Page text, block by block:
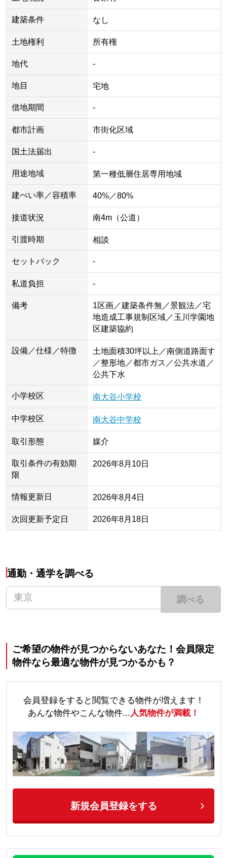
建築条件 なし
土地権利 所有権
地代 -
地目 宅地
借地期間 -
都市計画 市街化区域
国土法届出 -
用途地域 第一種低層住居専用地域
建ぺい率／容積率 40%／80%
接道状況 南4m（公道）
引渡時期 相談
セットバック -
私道負担 -
備考
1区画／建築条件無／景観法／宅
地造成工事規制区域／玉川学園地
区建築協約
設備／仕様／特徴
土地面積30坪以上／南側道路面す
／整形地／都市ガス／公共水道／
公共下水
小学校区 南大谷小学校
中学校区 南大谷中学校
取引形態 媒介
取引条件の有効期
限
2026年8月10日
情報更新日 2026年8月4日
次回更新予定日 2026年8月18日
通勤・通学を調べる
調べる
ご希望の物件が見つからないあなた！会員限定
物件なら最適な物件が見つかるかも？
会員登録をすると閲覧できる物件が増えます！
あんな物件やこんな物件...人気物件が満載！
新規会員登録をする